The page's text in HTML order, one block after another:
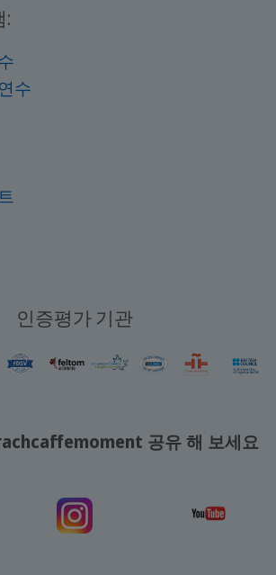
:
수
인증평가 기관
공유 해 보세요